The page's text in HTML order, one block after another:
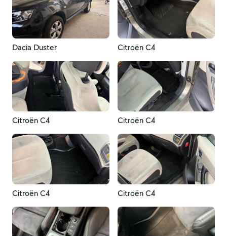
Dacia Duster Citroën C4
Citroën C4 Citroën C4
Citroën C4 Citroën C4